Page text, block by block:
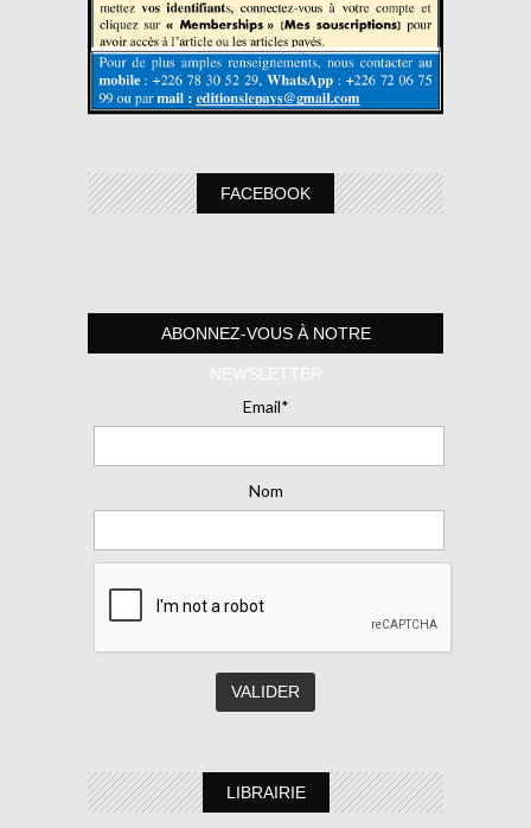
FACEBOOK
ABONNEZ-VOUS À NOTRE
NEWSLETTER
Email*
Nom
LIBRAIRIE